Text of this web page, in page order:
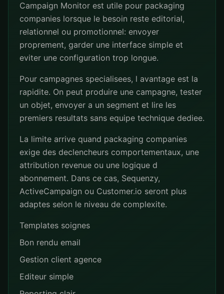
Campaign Monitor est utile pour packaging
companies lorsque le besoin reste editorial,
relationnel ou promotionnel: envoyer
proprement, garder une interface simple et
eviter une configuration trop longue.
Pour campagnes specialisees, l avantage est la
rapidite. On peut produire une campagne, tester
un objet, envoyer a un segment et lire les
premiers resultats sans equipe technique dediee.
La limite arrive quand packaging companies
exige des declencheurs comportementaux, une
attribution revenue ou une logique d
abonnement. Dans ce cas, Sequenzy,
ActiveCampaign ou Customer.io seront plus
adaptes selon le niveau de complexite.
Templates soignes
Bon rendu email
Gestion client agence
Editeur simple